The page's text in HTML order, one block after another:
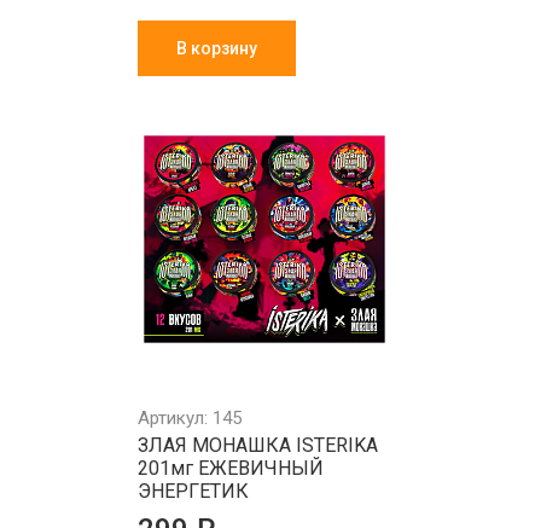
В корзину
Артикул: 145
ЗЛАЯ МОНАШКА ISTERIKA
201мг ЕЖЕВИЧНЫЙ
ЭНЕРГЕТИК